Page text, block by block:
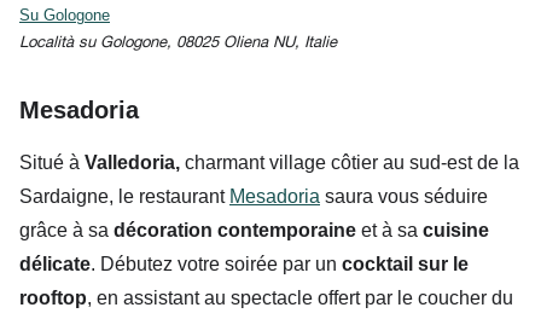
Su Gologone
Località su Gologone, 08025 Oliena NU, Italie
Mesadoria
Situé à Valledoria, charmant village côtier au sud-est de la
Sardaigne, le restaurant Mesadoria saura vous séduire
grâce à sa décoration contemporaine et à sa cuisine
délicate. Débutez votre soirée par un cocktail sur le
rooftop, en assistant au spectacle offert par le coucher du